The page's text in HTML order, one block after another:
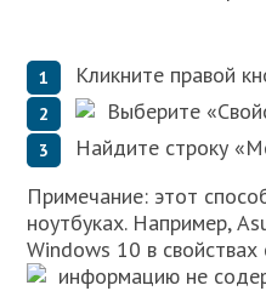
Кликните правой
Выберите
Найдите строку
Примечание: этот
ноутбуках. Например,
Windows 10 в
информацию не